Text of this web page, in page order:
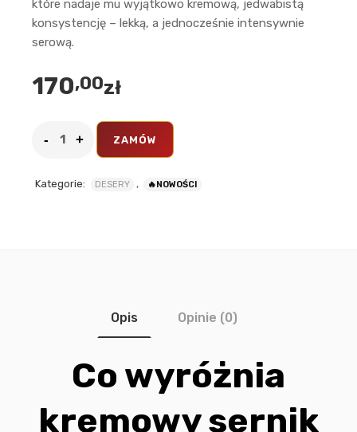
które nadaje mu wyjątkowo kremową, jedwabistą
konsystencję – lekką, a jednocześnie intensywnie
serową.
170,00zł
ZAMÓW
Kategorie: DESERY , 🔥NOWOŚCI
Opis Opinie (0)
Co wyróżnia
kremowy sernik